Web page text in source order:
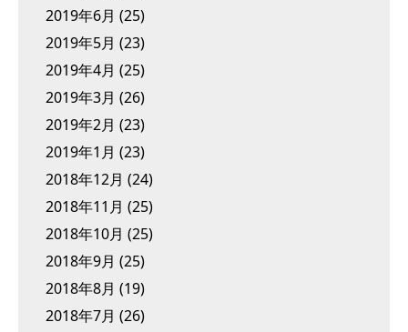
2019年6月 (25)
2019年5月 (23)
2019年4月 (25)
2019年3月 (26)
2019年2月 (23)
2019年1月 (23)
2018年12月 (24)
2018年11月 (25)
2018年10月 (25)
2018年9月 (25)
2018年8月 (19)
2018年7月 (26)